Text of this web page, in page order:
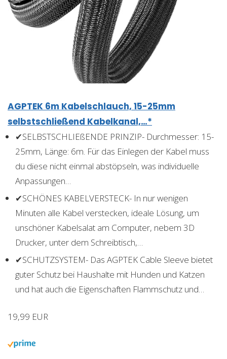
AGPTEK 6m Kabelschlauch, 15-25mm
selbstschließend Kabelkanal,…*
✔SELBSTSCHLIEßENDE PRINZIP- Durchmesser: 15-
25mm, Länge: 6m. Für das Einlegen der Kabel muss
du diese nicht einmal abstöpseln, was individuelle
Anpassungen…
✔SCHÖNES KABELVERSTECK- In nur wenigen
Minuten alle Kabel verstecken, ideale Lösung, um
unschöner Kabelsalat am Computer, nebem 3D
Drucker, unter dem Schreibtisch,…
✔SCHUTZSYSTEM- Das AGPTEK Cable Sleeve bietet
guter Schutz bei Haushalte mit Hunden und Katzen
und hat auch die Eigenschaften Flammschutz und…
19,99 EUR